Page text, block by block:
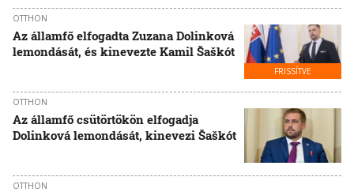
FRISSÍTVE
OTTHON
Az államfő elfogadta Zuzana Dolinková
lemondását, és kinevezte Kamil Šaškót
OTTHON
Az államfő csütörtökön elfogadja
Dolinková lemondását, kinevezi Šaškót
OTTHON